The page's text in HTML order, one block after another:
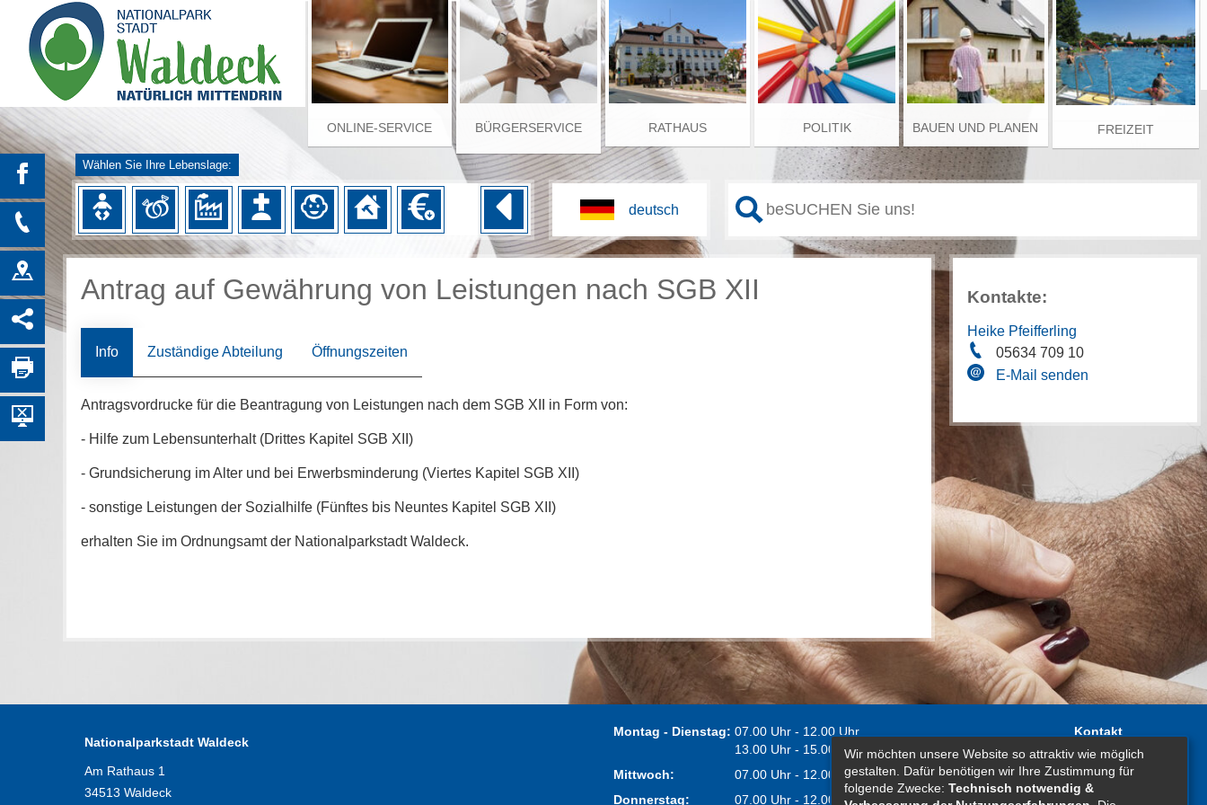
ONLINE-SERVICE BÜRGERSERVICE RATHAUS POLITIK BAUEN UND PLANEN FREIZEIT
Wählen Sie Ihre Lebenslage:
Antrag auf Gewährung von Leistungen nach SGB XII
Info Zuständige Abteilung Öffnungszeiten
Antragsvordrucke für die Beantragung von Leistungen nach dem SGB XII in Form von:
- Hilfe zum Lebensunterhalt (Drittes Kapitel SGB XII)
- Grundsicherung im Alter und bei Erwerbsminderung (Viertes Kapitel SGB XII)
- sonstige Leistungen der Sozialhilfe (Fünftes bis Neuntes Kapitel SGB XII)
erhalten Sie im Ordnungsamt der Nationalparkstadt Waldeck.
Kontakte:
Heike Pfeifferling
05634 709 10
E-Mail senden
Nationalparkstadt Waldeck
Am Rathaus 1
34513 Waldeck
Montag - Dienstag: 07.00 Uhr - 12.00 Uhr
13.00 Uhr - 15.00 Uhr
Mittwoch:
07.00 Uhr - 12.00 Uhr
Donnerstag:
07.00 Uhr - 12.00 Uhr
Kontakt
Impressum
Erklärung zur
Barrierefreiheit
Wir möchten unsere Website so attraktiv wie möglich
gestalten. Dafür benötigen wir Ihre Zustimmung für
folgende Zwecke: Technisch notwendig &